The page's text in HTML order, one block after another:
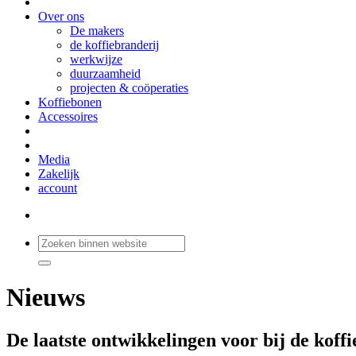
Over ons
De makers
de koffiebranderij
werkwijze
duurzaamheid
projecten & coöperaties
Koffiebonen
Accessoires
Media
Zakelijk
account
Nieuws
De laatste ontwikkelingen voor bij de